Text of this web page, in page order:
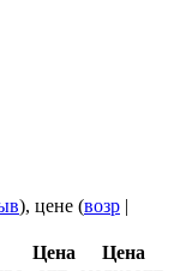
), цене (возр |
Цена
Цена